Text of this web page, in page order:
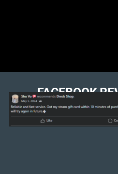
FACEBOOK